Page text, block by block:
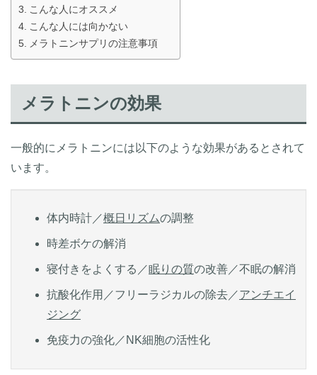
こんな人にオススメ
こんな人には向かない
メラトニンサプリの注意事項
メラトニンの効果
一般的にメラトニンには以下のような効果があるとされて
います。
体内時計／概日リズムの調整
時差ボケの解消
寝付きをよくする／眠りの質の改善／不眠の解消
抗酸化作用／フリーラジカルの除去／アンチエイ
ジング
免疫力の強化／NK細胞の活性化